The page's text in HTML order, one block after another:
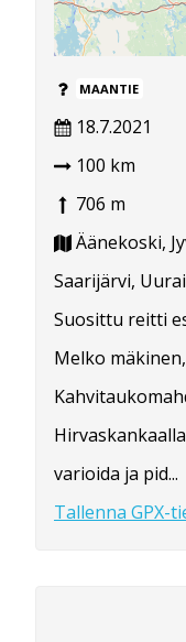
MAANTIE
18.7.2021
100 km
706 m
Äänekoski,
Saarijärvi,
Suosittu reitti
Melko
varioida ja pid...
Tallenna GPX-